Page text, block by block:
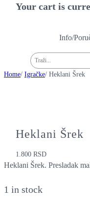
Your cart is
Info/
Pretraga
Home/ Igračke/ Heklani Šrek
Heklani Šrek
1.800RSD
Heklani Šrek. Presladak
1 in stock